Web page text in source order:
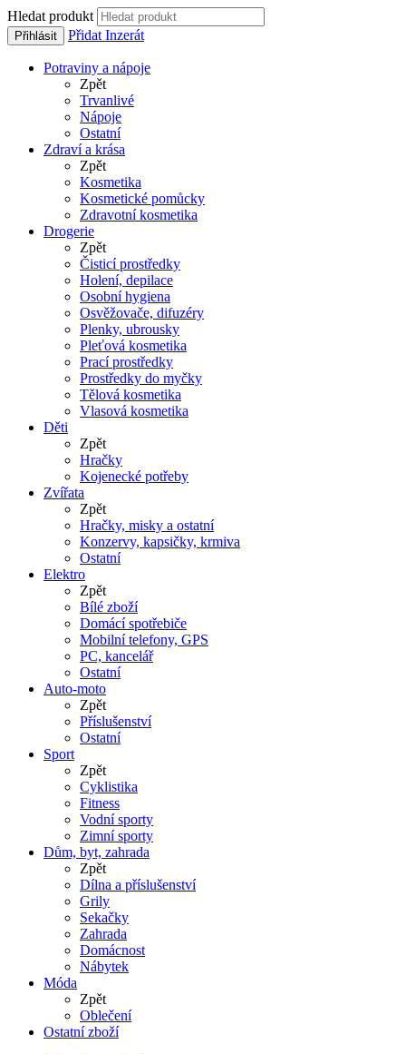
Hledat produkt
Přihlásit Přidat Inzerát
Potraviny a nápoje
Zpět
Trvanlivé
Nápoje
Ostatní
Zdraví a krása
Zpět
Kosmetika
Kosmetické pomůcky
Zdravotní kosmetika
Drogerie
Zpět
Čisticí prostředky
Holení, depilace
Osobní hygiena
Osvěžovače, difuzéry
Plenky, ubrousky
Pleťová kosmetika
Prací prostředky
Prostředky do myčky
Tělová kosmetika
Vlasová kosmetika
Děti
Zpět
Hračky
Kojenecké potřeby
Zvířata
Zpět
Hračky, misky a ostatní
Konzervy, kapsičky, krmiva
Ostatní
Elektro
Zpět
Bílé zboží
Domácí spotřebiče
Mobilní telefony, GPS
PC, kancelář
Ostatní
Auto-moto
Zpět
Příslušenství
Ostatní
Sport
Zpět
Cyklistika
Fitness
Vodní sporty
Zimní sporty
Dům, byt, zahrada
Zpět
Dílna a příslušenství
Grily
Sekačky
Zahrada
Domácnost
Nábytek
Móda
Zpět
Oblečení
Ostatní zboží